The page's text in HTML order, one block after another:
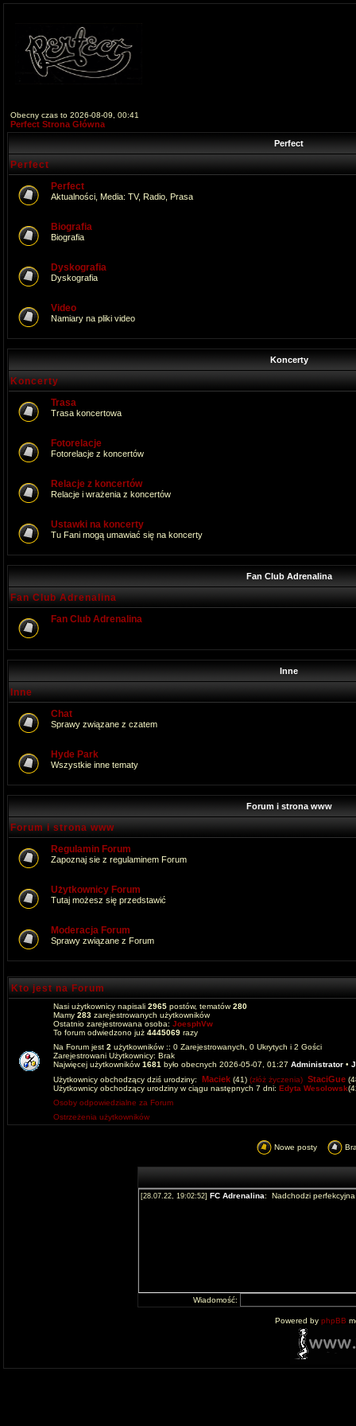
Obecny czas to 2026-08-09, 00:41
Perfect Strona Główna
Perfect
Perfect
Perfect
Aktualności, Media: TV, Radio, Prasa
Biografia
Biografia
Dyskografia
Dyskografia
Video
Namiary na pliki video
Koncerty
Koncerty
Trasa
Trasa koncertowa
Fotorelacje
Fotorelacje z koncertów
Relacje z koncertów
Relacje i wrażenia z koncertów
Ustawki na koncerty
Tu Fani mogą umawiać się na koncerty
Fan Club Adrenalina
Fan Club Adrenalina
Fan Club Adrenalina
Inne
Inne
Chat
Sprawy związane z czatem
Hyde Park
Wszystkie inne tematy
Forum i strona www
Forum i strona www
Regulamin Forum
Zapoznaj sie z regulaminem Forum
Użytkownicy Forum
Tutaj możesz się przedstawić
Moderacja Forum
Sprawy związane z Forum
Kto jest na Forum
Nasi użytkownicy napisali 2965 postów, tematów280
Mamy 283 zarejestrowanych użytkowników
Ostatnio zarejestrowana osoba: JoesphVw
To forum odwiedzono już 4445069 razy
Na Forum jest 2 użytkowników :: 0 Zarejestrowanych, 0 Ukrytych i 2 Gości
Zarejestrowani Użytkownicy: Brak
Najwięcej użytkowników1681 było obecnych 2026-05-07, 01:27 Administrator •
Użytkownicy obchodzący dziś urodziny: Maciek (41) (złóż życzenia) StaciGue
Użytkownicy obchodzący urodziny w ciągu następnych 7 dni: Edyta Wesolowsk
Osoby odpowiedzialne za Forum
Ostrzeżenia użytkowników
Nowe posty
Wiadomość:
Powered by phpBB